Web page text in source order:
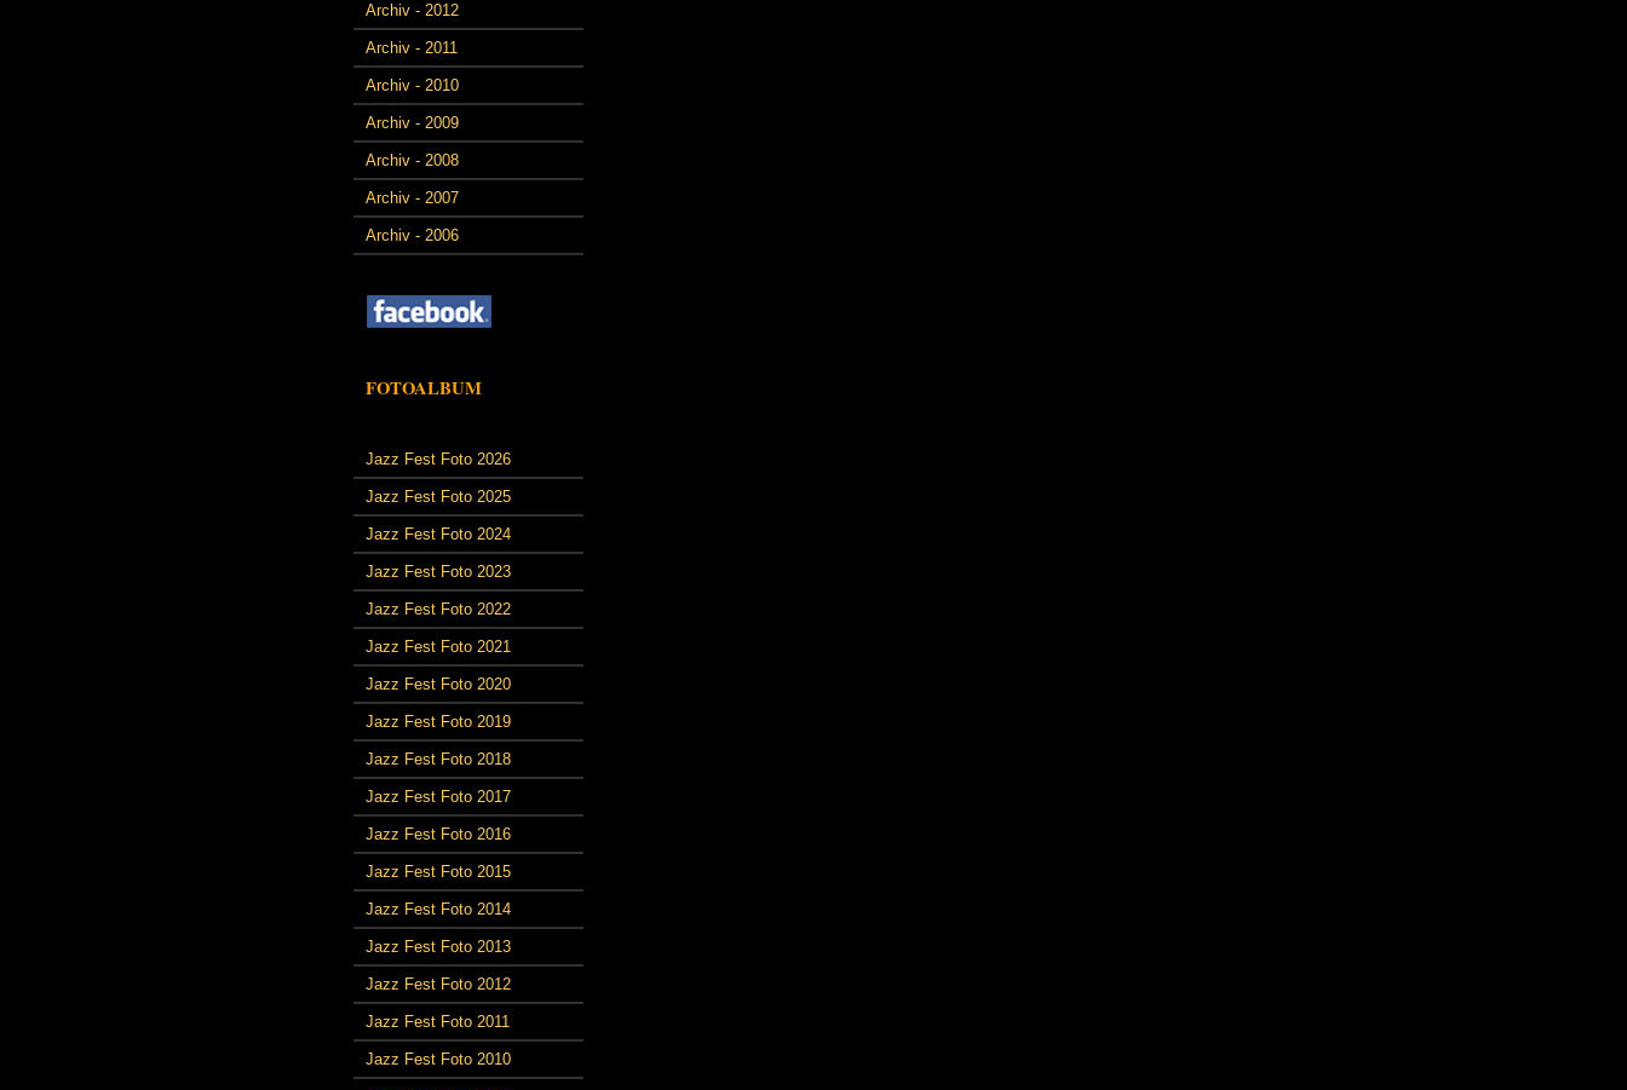
Archiv - 2012
Archiv - 2011
Archiv - 2010
Archiv - 2009
Archiv - 2008
Archiv - 2007
Archiv - 2006
FOTOALBUM
Jazz Fest Foto 2026
Jazz Fest Foto 2025
Jazz Fest Foto 2024
Jazz Fest Foto 2023
Jazz Fest Foto 2022
Jazz Fest Foto 2021
Jazz Fest Foto 2020
Jazz Fest Foto 2019
Jazz Fest Foto 2018
Jazz Fest Foto 2017
Jazz Fest Foto 2016
Jazz Fest Foto 2015
Jazz Fest Foto 2014
Jazz Fest Foto 2013
Jazz Fest Foto 2012
Jazz Fest Foto 2011
Jazz Fest Foto 2010